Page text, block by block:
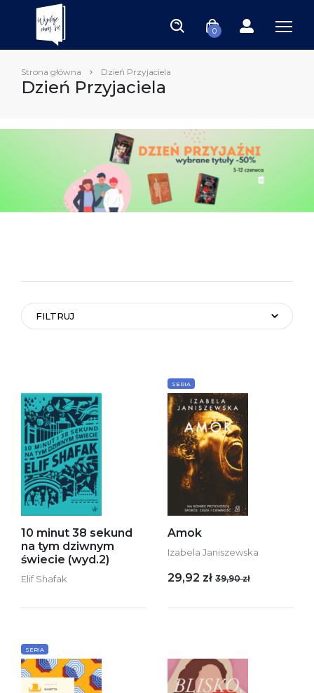
0
Strona główna Dzień Przyjaciela
Dzień Przyjaciela
FILTRUJ
10 minut 38 sekund
na tym dziwnym
świecie (wyd.2)
Elif Shafak
SERIA
Amok
Izabela Janiszewska
29,92 zł 39,90 zł
SERIA